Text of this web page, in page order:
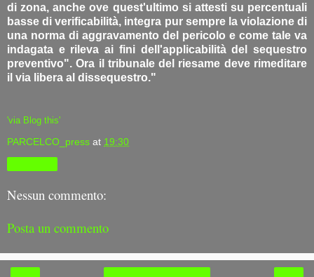
di zona, anche ove quest'ultimo si attesti su percentuali
basse di verificabilità, integra pur sempre la violazione di
una norma di aggravamento del pericolo e come tale va
indagata e rileva ai fini dell'applicabilità del sequestro
preventivo". Ora il tribunale del riesame deve rimeditare
il via libera al dissequestro."
'via Blog this'
PARCELCO_press at 19:30
Nessun commento:
Posta un commento